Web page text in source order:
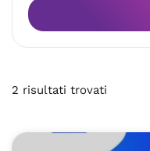
2 risultati trovati